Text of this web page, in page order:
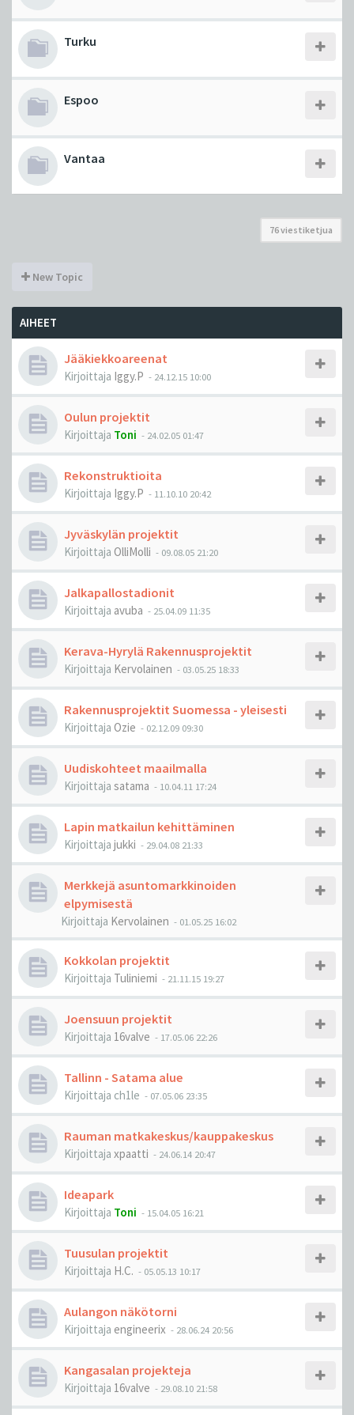
Turku
Espoo
Vantaa
76 viestiketjua
New Topic
AIHEET
Jääkiekkoareenat
Kirjoittaja Iggy.P - 24.12.15 10:00
Oulun projektit
Kirjoittaja Toni - 24.02.05 01:47
Rekonstruktioita
Kirjoittaja Iggy.P - 11.10.10 20:42
Jyväskylän projektit
Kirjoittaja OlliMolli - 09.08.05 21:20
Jalkapallostadionit
Kirjoittaja avuba - 25.04.09 11:35
Kerava-Hyrylä Rakennusprojektit
Kirjoittaja Kervolainen - 03.05.25 18:33
Rakennusprojektit Suomessa - yleisesti
Kirjoittaja Ozie - 02.12.09 09:30
Uudiskohteet maailmalla
Kirjoittaja satama - 10.04.11 17:24
Lapin matkailun kehittäminen
Kirjoittaja jukki - 29.04.08 21:33
Merkkejä asuntomarkkinoiden
elpymisestä
Kirjoittaja Kervolainen - 01.05.25 16:02
Kokkolan projektit
Kirjoittaja Tuliniemi - 21.11.15 19:27
Joensuun projektit
Kirjoittaja 16valve - 17.05.06 22:26
Tallinn - Satama alue
Kirjoittaja ch1le - 07.05.06 23:35
Rauman matkakeskus/kauppakeskus
Kirjoittaja xpaatti - 24.06.14 20:47
Ideapark
Kirjoittaja Toni - 15.04.05 16:21
Tuusulan projektit
Kirjoittaja H.C. - 05.05.13 10:17
Aulangon näkötorni
Kirjoittaja engineerix - 28.06.24 20:56
Kangasalan projekteja
Kirjoittaja 16valve - 29.08.10 21:58